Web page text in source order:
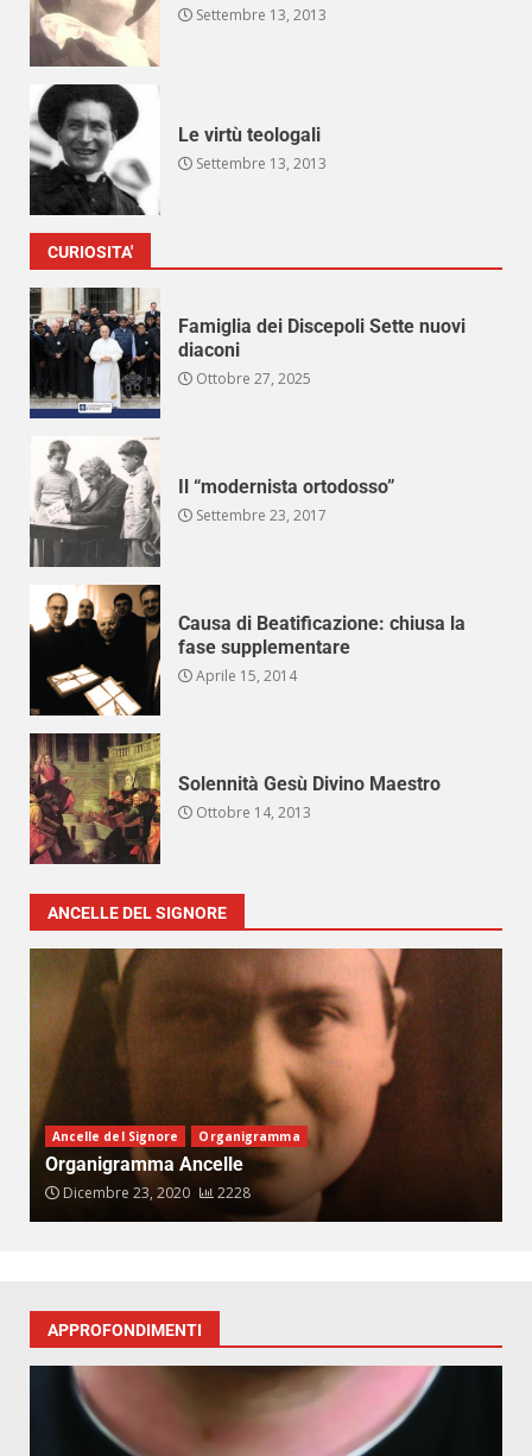
Settembre 13, 2013
Le virtù teologali
Settembre 13, 2013
CURIOSITA'
Famiglia dei Discepoli Sette nuovi
diaconi
Ottobre 27, 2025
Il “modernista ortodosso”
Settembre 23, 2017
Causa di Beatificazione: chiusa la
fase supplementare
Aprile 15, 2014
Solennità Gesù Divino Maestro
Ottobre 14, 2013
ANCELLE DEL SIGNORE
Ancelle del Signore Organigramma
Organigramma Ancelle
Dicembre 23, 2020 2228
APPROFONDIMENTI